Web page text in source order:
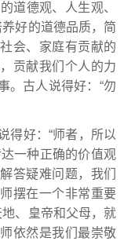
道德观、人生观、
好的道德品质，简
会、家庭有贡献的
贡献我们个人的力
。古人说得好：“勿
得好：“师者，所以
一种正确的价值观
答疑难问题，我们
摆在一个非常重要
地、皇帝和父母，就
依然是我们最崇敬